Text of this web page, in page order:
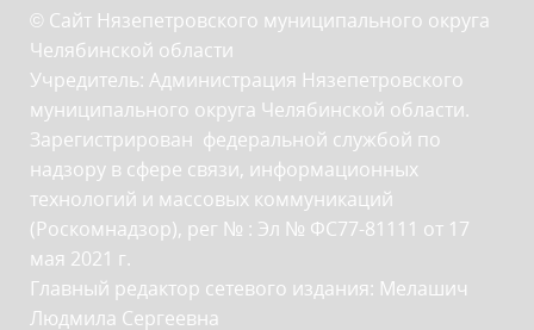
© Сайт Нязепетровского муниципального округа
Челябинской области
Учредитель: Администрация Нязепетровского
муниципального округа Челябинской области.
Зарегистрирован федеральной службой по
надзору в сфере связи, информационных
технологий и массовых коммуникаций
(Роскомнадзор), рег № : Эл № ФС77-81111 от 17
мая 2021 г.
Главный редактор сетевого издания: Мелашич
Людмила Сергеевна